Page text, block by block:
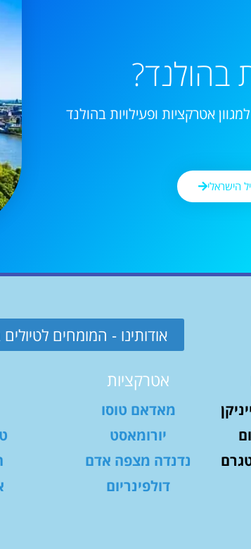
בהולנד?
אטרקציות ופעילויות בהולנד
הישראלי
אודותינו - המומחים לטיולים
אטרקציות
מאדאם טוסו
יורומאסט
נדנדה מצפה אדם
דולפינריום